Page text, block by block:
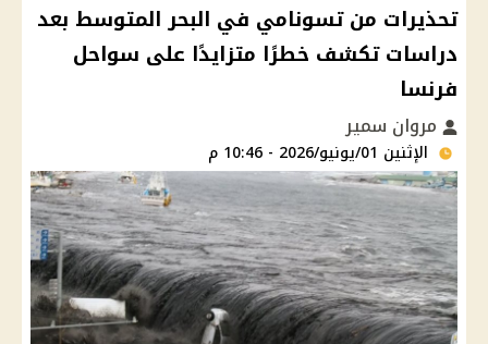
تحذيرات من تسونامي في البحر المتوسط بعد
دراسات تكشف خطرًا متزايدًا على سواحل
فرنسا
مروان سمير
الإثنين 01/يونيو/2026 - 10:46 م